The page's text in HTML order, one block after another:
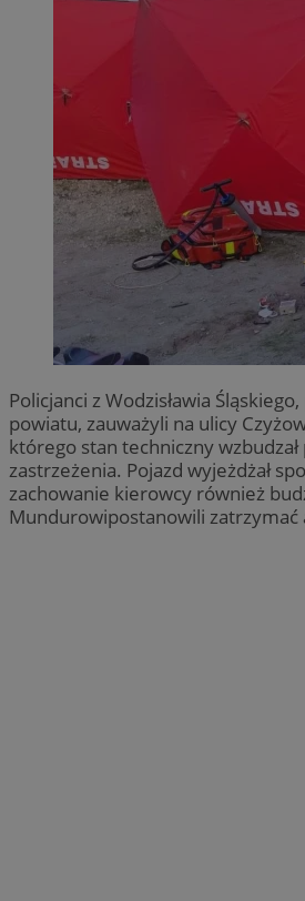
Policjanci z Wodzisławia
powiatu, zauważyli na ulicy
którego stan techniczny wzbudzał
zastrzeżenia. Pojazd wyjeżdżał
zachowanie kierowcy również
Mundurowipostanowili